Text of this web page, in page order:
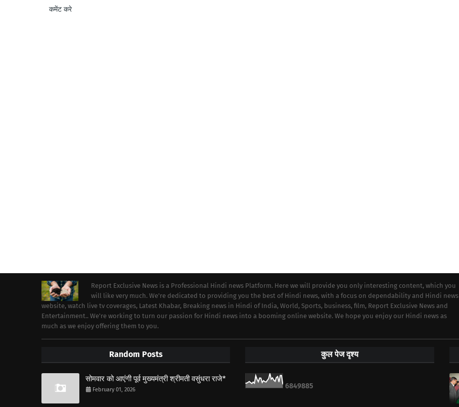
कमेंट करे
Report Exclusive News is a Professional Hindi news Platform. Here we will provide you only interesting content, which you
will like very much. We're dedicated to providing you the best of Hindi news, with a focus on dependability and Hindi news
website, watch live tv coverages, Latest Khabar, Breaking news in Hindi of India, World, Sports, business, film, Report Exclusive News and
Entertainment.. We're working to turn our passion for Hindi news into a booming online website. We hope you enjoy our Hindi news as
much as we enjoy offering them to you.
Random Posts
सोमवार को आएंगी पूर्व मुख्यमंत्री श्रीमती वसुंधरा राजे*
February 01, 2026
कुल पेज दृश्य
6849885